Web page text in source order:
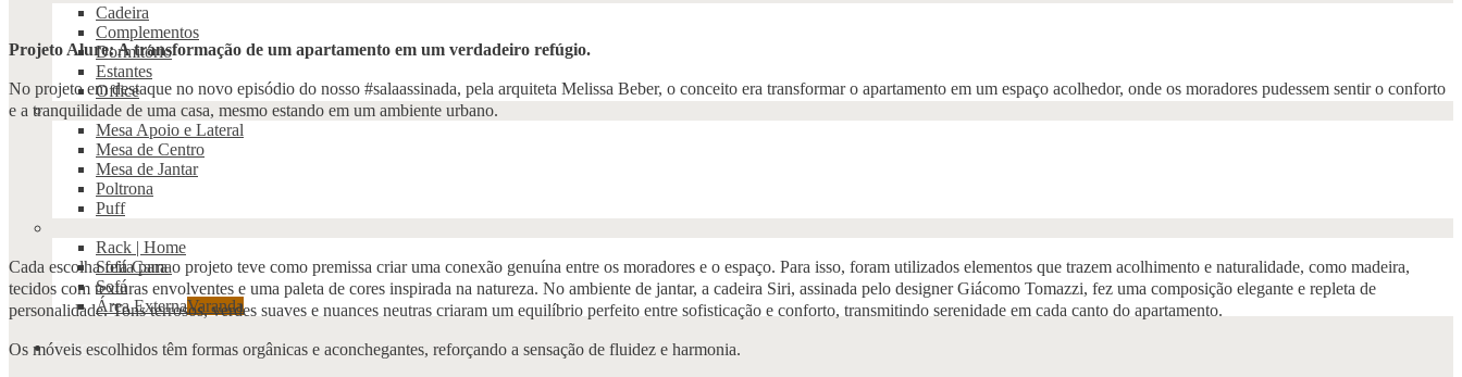
Cadeira
Complementos
Dormitório
Estantes
Office
Mesa Apoio e Lateral
Mesa de Centro
Mesa de Jantar
Poltrona
Puff
Rack | Home
Sofá Cama
Sofá
Área ExternaVaranda
Editorial
Projeto Alure: A transformação de um apartamento em um verdadeiro refúgio.
No projeto em destaque no novo episódio do nosso #salaassinada, pela arquiteta Melissa Beber, o conceito era transformar o apartamento em um espaço acolhedor, onde os moradores pudessem sentir o conforto
e a tranquilidade de uma casa, mesmo estando em um ambiente urbano.
Cada escolha feita para o projeto teve como premissa criar uma conexão genuína entre os moradores e o espaço. Para isso, foram utilizados elementos que trazem acolhimento e naturalidade, como madeira,
tecidos com texturas envolventes e uma paleta de cores inspirada na natureza. No ambiente de jantar, a cadeira Siri, assinada pelo designer Giácomo Tomazzi, fez uma composição elegante e repleta de
personalidade. Tons terrosos, verdes suaves e nuances neutras criaram um equilíbrio perfeito entre sofisticação e conforto, transmitindo serenidade em cada canto do apartamento.
Os móveis escolhidos têm formas orgânicas e aconchegantes, reforçando a sensação de fluidez e harmonia.